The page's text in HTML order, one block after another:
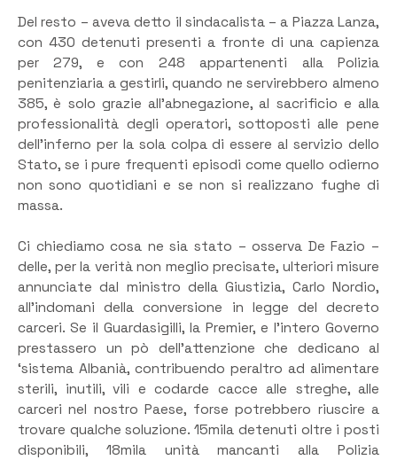
Del resto – aveva detto il sindacalista – a Piazza Lanza,
con 430 detenuti presenti a fronte di una capienza
per 279, e con 248 appartenenti alla Polizia
penitenziaria a gestirli, quando ne servirebbero almeno
385, è solo grazie all’abnegazione, al sacrificio e alla
professionalità degli operatori, sottoposti alle pene
dell’inferno per la sola colpa di essere al servizio dello
Stato, se i pure frequenti episodi come quello odierno
non sono quotidiani e se non si realizzano fughe di
massa.
Ci chiediamo cosa ne sia stato – osserva De Fazio –
delle, per la verità non meglio precisate, ulteriori misure
annunciate dal ministro della Giustizia, Carlo Nordio,
all’indomani della conversione in legge del decreto
carceri. Se il Guardasigilli, la Premier, e l’intero Governo
prestassero un pò dell’attenzione che dedicano al
‘sistema Albanià, contribuendo peraltro ad alimentare
sterili, inutili, vili e codarde cacce alle streghe, alle
carceri nel nostro Paese, forse potrebbero riuscire a
trovare qualche soluzione. 15mila detenuti oltre i posti
disponibili, 18mila unità mancanti alla Polizia